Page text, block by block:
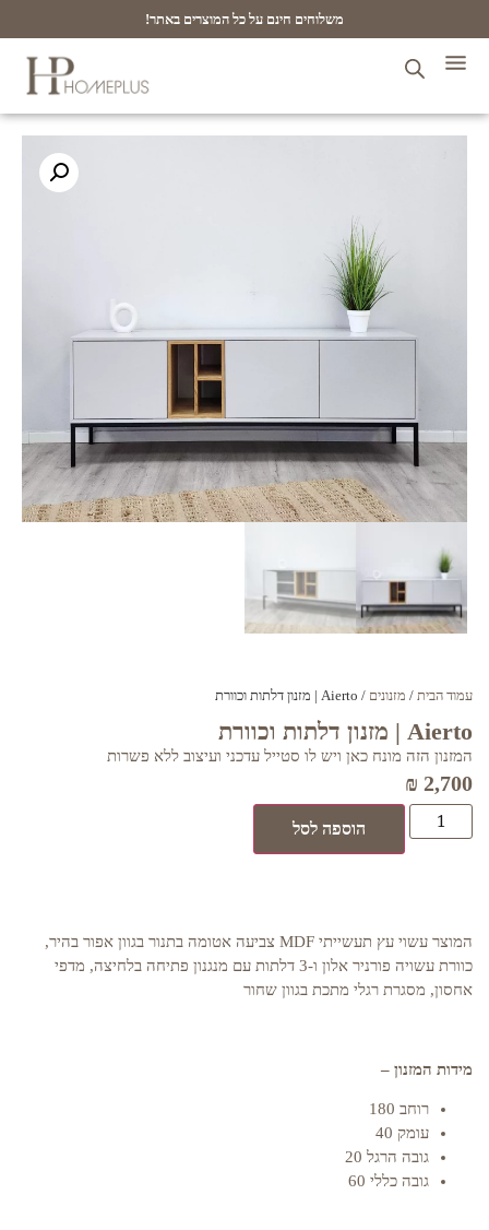
משלוחים חינם על כל המוצרים באתר!
עמוד הבית / מזנונים / Aierto | מזנון דלתות וכוורת
Aierto | מזנון דלתות וכוורת
המזנון הזה מונח כאן ויש לו סטייל עדכני ועיצוב ללא פשרות
₪ 2,700
הוספה לסל
המוצר עשוי עץ תעשייתי MDF צביעה אטומה בתנור בגוון אפור בהיר,
כוורת עשויה פורניר אלון ו-3 דלתות עם מנגנון פתיחה בלחיצה, מדפי
אחסון, מסגרת רגלי מתכת בגוון שחור
מידות המזנון –
רוחב 180
עומק 40
גובה הרגל 20
גובה כללי 60